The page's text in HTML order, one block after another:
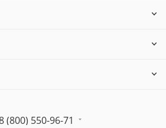
(800) 550-96-71